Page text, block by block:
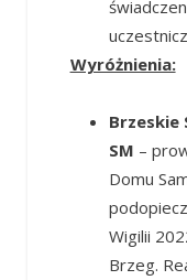
Wyróżnienia:
Brzeskie
SM –
Domu
Wigilii
Brzeg.